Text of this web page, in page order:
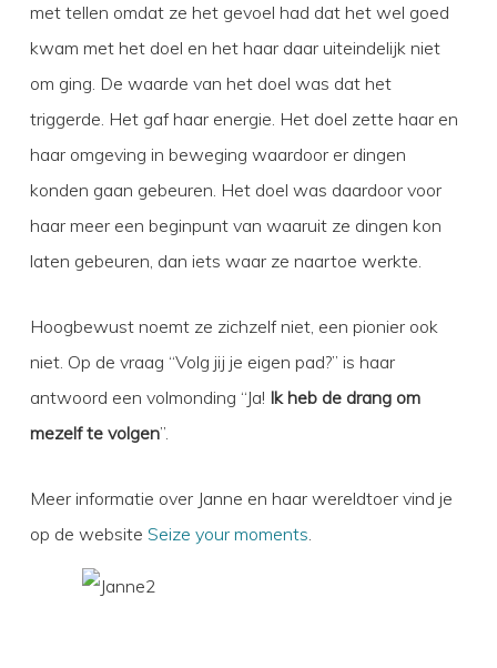
met tellen omdat ze het gevoel had dat het wel goed
kwam met het doel en het haar daar uiteindelijk niet
om ging. De waarde van het doel was dat het
triggerde. Het gaf haar energie. Het doel zette haar en
haar omgeving in beweging waardoor er dingen
konden gaan gebeuren. Het doel was daardoor voor
haar meer een beginpunt van waaruit ze dingen kon
laten gebeuren, dan iets waar ze naartoe werkte.
Hoogbewust noemt ze zichzelf niet, een pionier ook
niet. Op de vraag “Volg jij je eigen pad?” is haar
antwoord een volmonding “Ja! Ik heb de drang om
mezelf te volgen”.
Meer informatie over Janne en haar wereldtoer vind je
op de website Seize your moments.